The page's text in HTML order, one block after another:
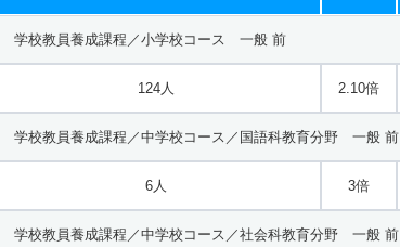
学校教員養成課程／小学校コース 一般 前
124人 2.10倍
学校教員養成課程／中学校コース／国語科教育分野 一般 前
6人 3倍
学校教員養成課程／中学校コース／社会科教育分野 一般 前